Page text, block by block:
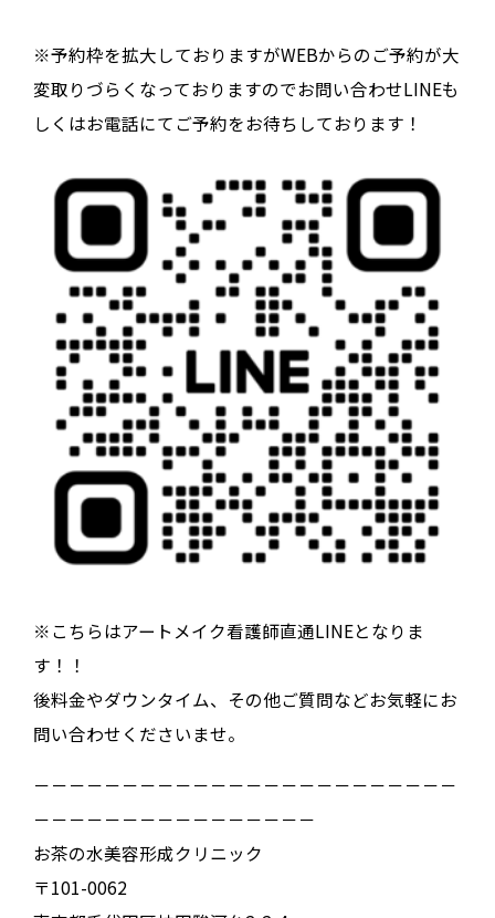
※予約枠を拡大しておりますがWEBからのご予約が大
変取りづらくなっておりますのでお問い合わせLINEも
しくはお電話にてご予約をお待ちしております！
※こちらはアートメイク看護師直通LINEとなりま
す！！
後料金やダウンタイム、その他ご質問などお気軽にお
問い合わせくださいませ。
－－－－－－－－－－－－－－－－－－－－－－－－
－－－－－－－－－－－－－－－－
お茶の水美容形成クリニック
〒101-0062